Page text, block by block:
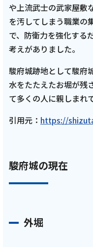
や上流武士の武家屋敷
を汚してしまう職業の
で、防衛力を強化する
考えがありました。
駿府城跡地として駿府
水をたたえたお堀が残
て多くの人に親しまれ
引用元： https://
駿府城の現在
外堀